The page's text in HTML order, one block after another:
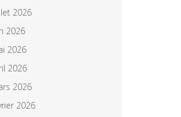
2026
2026
2026
2026
2026
2026